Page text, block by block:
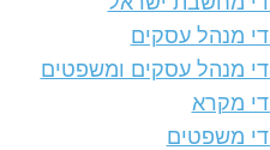
מנהל עסקים
מנהל עסקים ומשפטים
מקרא
משפטים